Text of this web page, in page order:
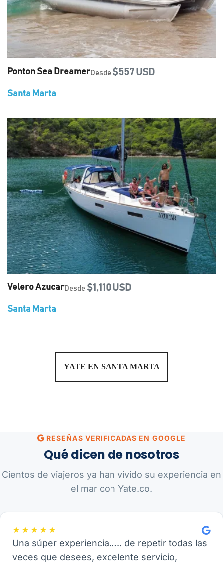
Ponton Sea DreamerDesde $557 USD
Santa Marta
Velero AzucarDesde $1,110 USD
Santa Marta
YATE EN SANTA MARTA
RESEÑAS VERIFICADAS EN GOOGLE
Qué dicen de nosotros
Cientos de viajeros ya han vivido su experiencia en
el mar con Yate.co.
★★★★★
Una súper experiencia….. de repetir todas las
veces que desees, excelente servicio,